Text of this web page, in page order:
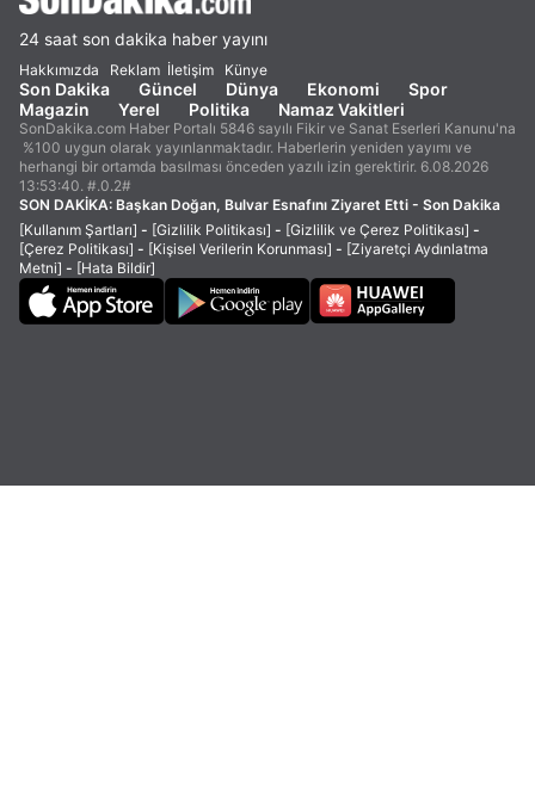
24 saat son dakika haber yayını
Hakkımızda Reklam İletişim Künye
Son Dakika Güncel Dünya Ekonomi
Spor
Magazin
Yerel Politika Namaz Vakitleri
SonDakika.com Haber Portalı 5846 sayılı Fikir ve Sanat Eserleri Kanunu'na
%100 uygun olarak yayınlanmaktadır. Haberlerin yeniden yayımı ve
herhangi bir ortamda basılması önceden yazılı izin gerektirir. 6.08.2026
13:53:40. #.0.2#
SON DAKİKA: Başkan Doğan, Bulvar Esnafını Ziyaret Etti - Son Dakika
[Kullanım Şartları] - [Gizlilik Politikası] - [Gizlilik ve Çerez Politikası] -
[Çerez Politikası] - [Kişisel Verilerin Korunması] - [Ziyaretçi Aydınlatma
Metni] - [Hata Bildir]